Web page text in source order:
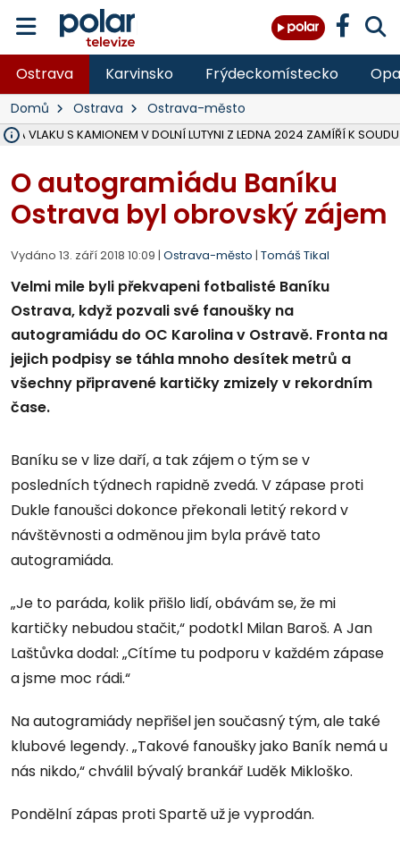
Ostrava Karvinsko Frýdeckomístecko
Domů Ostrava Ostrava-město
VLAKU S KAMIONEM V DOLNÍ LUTYNI Z LEDNA 2024 ZAMÍŘÍ K SOUDU
O autogramiádu Baníku
Ostrava byl obrovský zájem
Vydáno 13. září 2018 10:09 | Ostrava-město | Tomáš Tikal
Velmi mile byli překvapeni fotbalisté Baníku
Ostrava, když pozvali své fanoušky na
autogramiádu do OC Karolina v Ostravě. Fronta na
jejich podpisy se táhla mnoho desítek metrů a
všechny připravené kartičky zmizely v rekordním
čase.
Baníku se v lize daří, a tak zájem o tým se v
posledních týdnech rapidně zvedá. V zápase proti
Dukle fanoušci dokonce překonali letitý rekord v
návštěvnosti a odměnou jim byla právě tato
autogramiáda.
„Je to paráda, kolik přišlo lidí, obávám se, že mi
kartičky nebudou stačit,“ podotkl Milan Baroš. A Jan
Laštůvka dodal: „Cítíme tu podporu v každém zápase
a jsme moc rádi.“
Na autogramiády nepřišel jen současný tým, ale také
klubové legendy. „Takové fanoušky jako Baník nemá u
nás nikdo,“ chválil bývalý brankář Luděk Mikloško.
Pondělní zápas proti Spartě už je vyprodán.